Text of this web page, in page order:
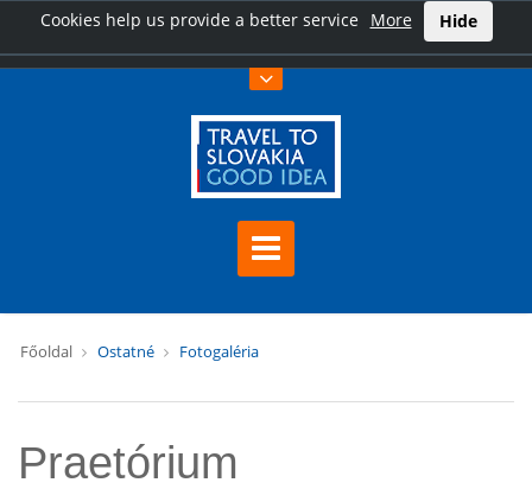
Cookies help us provide a better service More Hide
Főoldal Ostatné Fotogaléria
Praetórium